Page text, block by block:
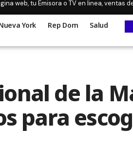
web, tu Emisora o TV en linea, ventas
York Rep Dom Salud
de la
para